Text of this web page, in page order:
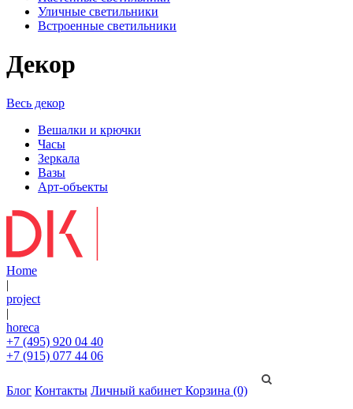
Уличные светильники
Встроенные светильники
Декор
Весь декор
Вешалки и крючки
Часы
Зеркала
Вазы
Арт-объекты
Home
|
project
|
horeca
+7 (495) 920 04 40
+7 (915) 077 44 06
Блог Контакты Личный кабинет Корзина (0)